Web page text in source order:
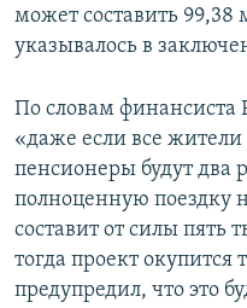
может составить 99,38
указывалось в
По словам финансиста
«даже если все
пенсионеры будут два
полноценную поездку
составит от силы пять
тогда проект окупится
предупредил, что это